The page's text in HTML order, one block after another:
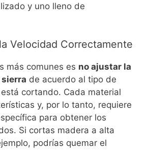
y uno lleno de
Velocidad Correctamente
más comunes es no ajustar la
de acuerdo al tipo de
cortando. Cada material
y, por lo tanto, requiere
para obtener los
Si cortas madera a alta
podrías quemar el